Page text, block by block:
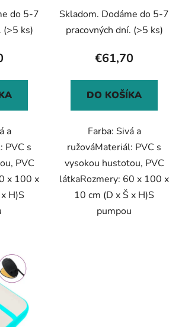
do 5-7
(>5 ks)
a
PVC s
PVC
x 100 x
H)S
ružová
Skladom. Dodáme do 5-7
pracovných dní. (>5 ks)
€61,70
DO KOŠÍKA
Farba: Sivá a
ružováMateriál: PVC s
vysokou hustotou, PVC
látkaRozmery: 60 x 100 x
10 cm (D x Š x H)S
pumpou